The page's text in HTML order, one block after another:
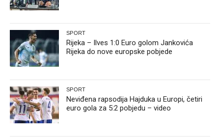
SPORT
Rijeka – Ilves 1:0 Euro golom Jankovića
Rijeka do nove europske pobjede
SPORT
Neviđena rapsodija Hajduka u Europi, četiri
euro gola za 5:2 pobjedu – video